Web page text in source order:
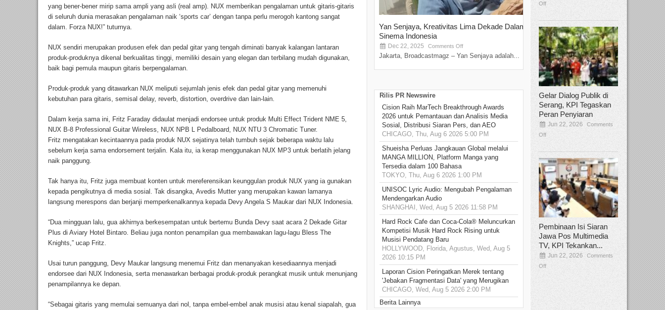
yang bener-bener mirip sama ampli yang asli (real amp). NUX memberikan pengalaman untuk gitaris-gitaris
di seluruh dunia merasakan pengalaman naik ‘sports car’ dengan tanpa perlu merogoh kantong sangat
dalam. Forza NUX!” tuturnya.
NUX sendiri merupakan produsen efek dan pedal gitar yang tengah diminati banyak kalangan lantaran
produk-produknya dikenal berkualitas tinggi, memiliki desain yang elegan dan terbilang mudah digunakan,
baik bagi pemula maupun gitaris berpengalaman.
Produk-produk yang ditawarkan NUX meliputi sejumlah jenis efek dan pedal gitar yang memenuhi
kebutuhan para gitaris, semisal delay, reverb, distortion, overdrive dan lain-lain.
Dalam kerja sama ini, Fritz Faraday didaulat menjadi endorsee untuk produk Multi Effect Trident NME 5,
NUX B-8 Professional Guitar Wireless, NUX NPB L Pedalboard, NUX NTU 3 Chromatic Tuner.
Fritz mengatakan kecintaannya pada produk NUX sejatinya telah tumbuh sejak beberapa waktu lalu
sebelum kerja sama endorsement terjalin. Kala itu, ia kerap menggunakan NUX MP3 untuk berlatih jelang
naik panggung.
Tak hanya itu, Fritz juga membuat konten untuk mereferensikan keunggulan produk NUX yang ia gunakan
kepada pengikutnya di media sosial. Tak disangka, Avedis Mutter yang merupakan kawan lamanya
langsung merespons dan berjanji memperkenalkannya kepada Devy Angela S Maukar dari NUX Indonesia.
“Dua mingguan lalu, gua akhirnya berkesempatan untuk bertemu Bunda Devy saat acara 2 Dekade Gitar
Plus di Aviary Hotel Bintaro. Beliau juga nonton penampilan gua membawakan lagu-lagu Bless The
Knights,” ucap Fritz.
Usai turun panggung, Devy Maukar langsung menemui Fritz dan menanyakan kesediaannya menjadi
endorsee dari NUX Indonesia, serta menawarkan berbagai produk-produk perangkat musik untuk menunjang
penampilannya ke depan.
“Sebagai gitaris yang memulai semuanya dari nol, tanpa embel-embel anak musisi atau kenal siapalah, gua
Yan Senjaya, Kreativitas Lima Dekade Dalam
Sinema Indonesia
Dec 22, 2025 Comments Off
Jakarta, Broadcastmagz – Yan Senjaya adalah...
Tamee Irelly Menjadi Juri Open
Film Terbaru...
Sep 08, 2025 Comments Off
Bekasi, Broadcastmagz – Dalam upaya
talenta...
Rilis PR Newswire
Cision Raih MarTech Breakthrough Awards
2026 untuk Pemantauan dan Analisis Media
Sosial, Distribusi Siaran Pers, dan AEO
CHICAGO, Thu, Aug 6 2026 5:00 PM
Shueisha Perluas Jangkauan Global melalui
MANGA MILLION, Platform Manga yang
Tersedia dalam 100 Bahasa
TOKYO, Thu, Aug 6 2026 1:00 PM
UNISOC Lyric Audio: Mengubah Pengalaman
Mendengarkan Audio
SHANGHAI, Wed, Aug 5 2026 11:58 PM
Hard Rock Cafe dan Coca-Cola® Meluncurkan
Kompetisi Musik Hard Rock Rising untuk
Musisi Pendatang Baru
HOLLYWOOD, Florida, Agustus, Wed, Aug 5
2026 10:15 PM
Laporan Cision Peringatkan Merek tentang
'Jebakan Fragmentasi Data' yang Merugikan
CHICAGO, Wed, Aug 5 2026 2:00 PM
Berita Lainnya
Off
Gelar Dialog Publik di
Serang, KPI Tegaskan
Peran Penyiaran
Jun 22, 2026
Comments
Off
Pembinaan Isi Siaran
Jawa Pos Multimedia
TV, KPI Tekankan...
Jun 22, 2026
Comments
Off